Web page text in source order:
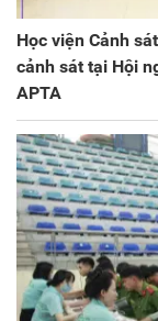
Học viện Cảnh
cảnh sát tại Hội
APTA